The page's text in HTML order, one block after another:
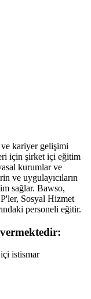
kariyer gelişimi
için şirket içi eğitim
kurumlar ve
ve uygulayıcıların
sağlar. Bawso,
Sosyal Hizmet
personeli eğitir.
içi istismar